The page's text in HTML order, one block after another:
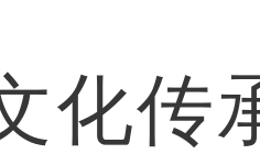
化传